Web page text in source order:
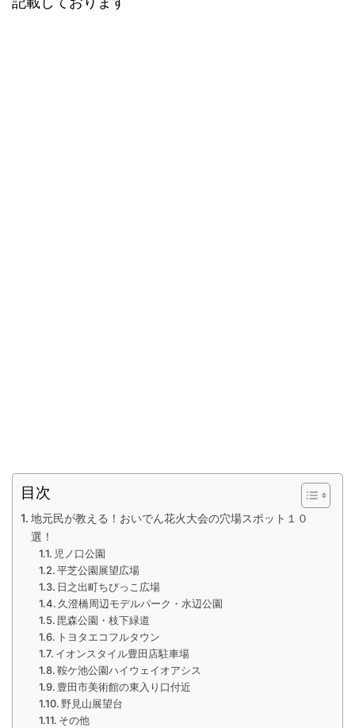
目次
地元民が教える！おいでん花火大会の穴場スポット１０
選！
児ノ口公園
平芝公園展望広場
日之出町ちびっこ広場
久澄橋周辺モデルパーク・水辺公園
毘森公園・枝下緑道
トヨタエコフルタウン
イオンスタイル豊田店駐車場
鞍ケ池公園ハイウェイオアシス
豊田市美術館の東入り口付近
野見山展望台
その他